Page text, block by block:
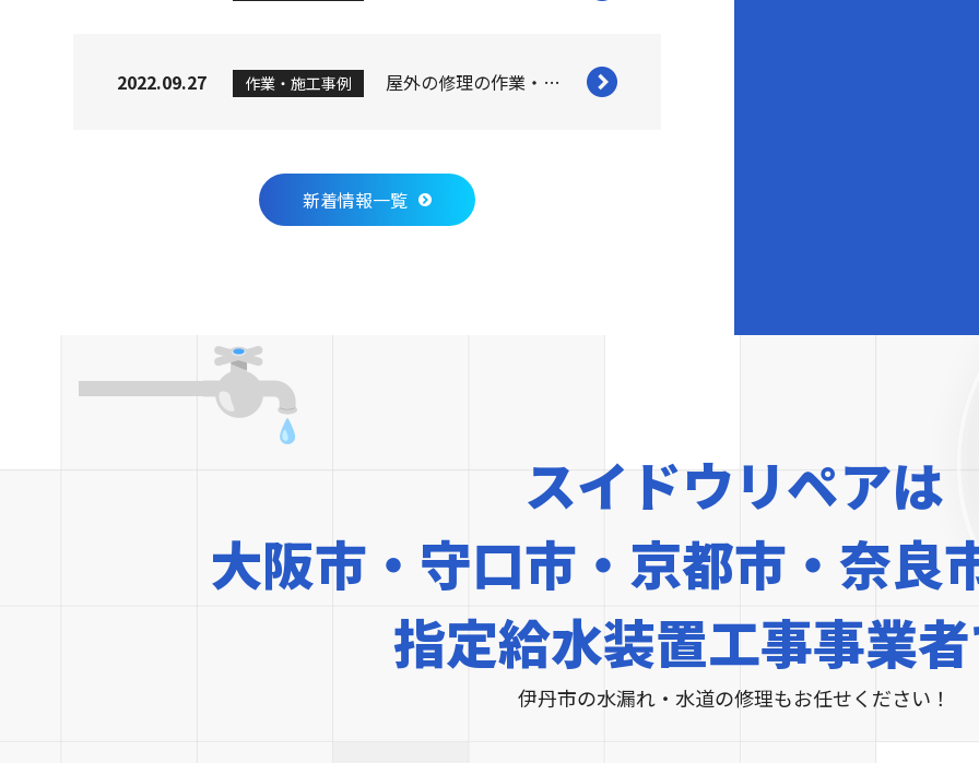
2022.09.27 作業・施工事例 屋外の修理の作業・施工事例を追加しました。
新着情報一覧
スイドウリペアは
大阪市・守口市・京都市・奈良
指定給水装置工事事業
伊丹市の水漏れ・水道の修理もお任せください！